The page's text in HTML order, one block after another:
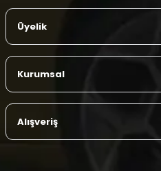
Üyelik
Kurumsal
Alışveriş